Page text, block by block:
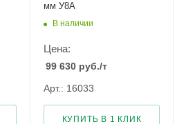
мм У8А
В наличии
Цена:
99 630 руб./т
Арт.: 16033
КУПИТЬ В 1 КЛИК